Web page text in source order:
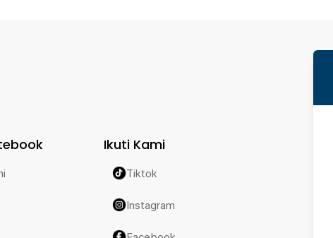
Ikuti Kami
Tiktok
Instagram